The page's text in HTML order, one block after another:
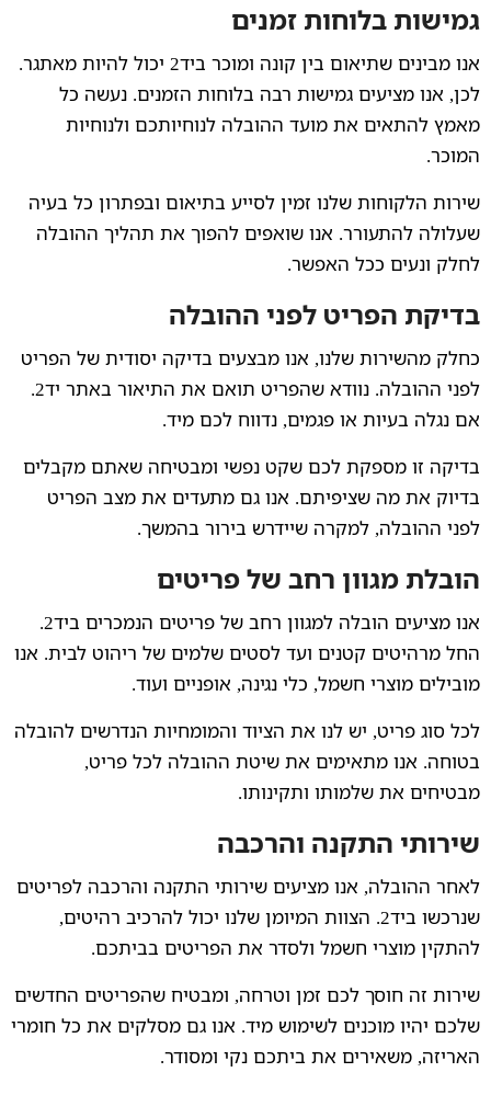
גמישות בלוחות זמנים
אנו מבינים שתיאום בין קונה ומוכר ביד2 יכול להיות מאתגר.
לכן, אנו מציעים גמישות רבה בלוחות הזמנים. נעשה כל
מאמץ להתאים את מועד ההובלה לנוחיותכם ולנוחיות
המוכר.
שירות הלקוחות שלנו זמין לסייע בתיאום ובפתרון כל בעיה
שעלולה להתעורר. אנו שואפים להפוך את תהליך ההובלה
לחלק ונעים ככל האפשר.
בדיקת הפריט לפני ההובלה
כחלק מהשירות שלנו, אנו מבצעים בדיקה יסודית של הפריט
לפני ההובלה. נוודא שהפריט תואם את התיאור באתר יד2.
אם נגלה בעיות או פגמים, נדווח לכם מיד.
בדיקה זו מספקת לכם שקט נפשי ומבטיחה שאתם מקבלים
בדיוק את מה שציפיתם. אנו גם מתעדים את מצב הפריט
לפני ההובלה, למקרה שיידרש בירור בהמשך.
הובלת מגוון רחב של פריטים
אנו מציעים הובלה למגוון רחב של פריטים הנמכרים ביד2.
החל מרהיטים קטנים ועד לסטים שלמים של ריהוט לבית. אנו
מובילים מוצרי חשמל, כלי נגינה, אופניים ועוד.
לכל סוג פריט, יש לנו את הציוד והמומחיות הנדרשים להובלה
בטוחה. אנו מתאימים את שיטת ההובלה לכל פריט,
מבטיחים את שלמותו ותקינותו.
שירותי התקנה והרכבה
לאחר ההובלה, אנו מציעים שירותי התקנה והרכבה לפריטים
שנרכשו ביד2. הצוות המיומן שלנו יכול להרכיב רהיטים,
להתקין מוצרי חשמל ולסדר את הפריטים בביתכם.
שירות זה חוסך לכם זמן וטרחה, ומבטיח שהפריטים החדשים
שלכם יהיו מוכנים לשימוש מיד. אנו גם מסלקים את כל חומרי
האריזה, משאירים את ביתכם נקי ומסודר.